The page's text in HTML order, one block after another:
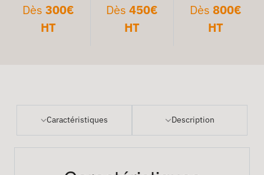
Dès300€
HT
Dès 450€
HT
Dès 800€
HT
Caractéristiques Description